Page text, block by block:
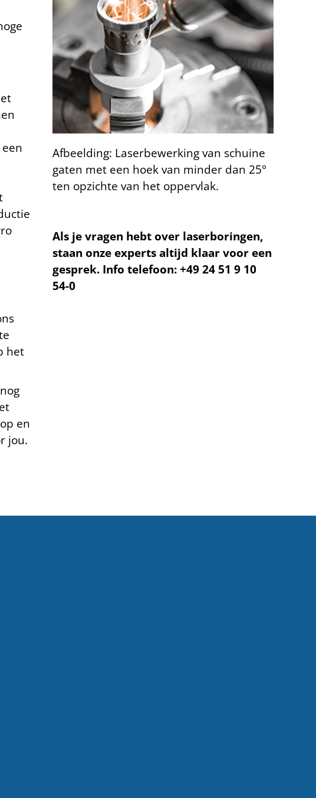
het
en
jou.
Afbeelding: Laserbewerking van schuine
gaten met een hoek van minder dan 25°
ten opzichte van het oppervlak.
Als je vragen hebt over laserboringen,
staan onze experts altijd klaar voor een
gesprek. Info telefoon: +49 24 51 9 10
54-0